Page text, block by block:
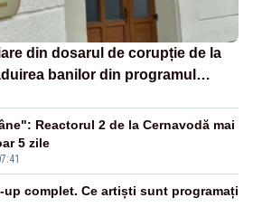
din dosarul de corupție de la
banilor din programul
DNA
Reactorul 2 de la Cernavodă mai
5 zile
up complet. Ce artiști sunt programați